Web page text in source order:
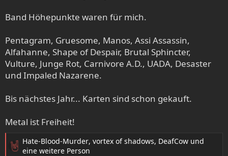
Band Höhepunkte waren für mich.
Pentagram, Gruesome, Manos, Assi Assassin,
Alfahanne, Shape of Despair, Brutal Sphincter,
Vulture, Junge Rot, Carnivore A.D., UADA, Desaster
und Impaled Nazarene.
Bis nächstes Jahr... Karten sind schon gekauft.
Metal ist Freiheit!
R
Hate-Blood-Murder, vortex of shadows, DeafCow und
eine weitere Person